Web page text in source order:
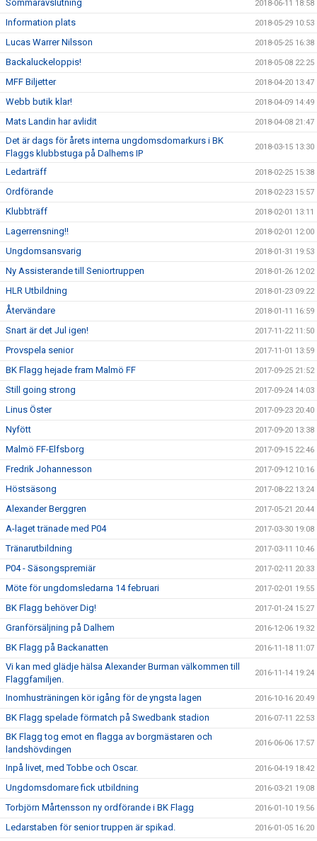
Sommaravslutning 2018-06-11 18:58
Information plats 2018-05-29 10:53
Lucas Warrer Nilsson 2018-05-25 16:38
Backaluckeloppis! 2018-05-08 22:25
MFF Biljetter 2018-04-20 13:47
Webb butik klar! 2018-04-09 14:49
Mats Landin har avlidit 2018-04-08 21:47
Det är dags för årets interna ungdomsdomarkurs i BK
Flaggs klubbstuga på Dalhems IP
2018-03-15 13:30
Ledarträff 2018-02-25 15:38
Ordförande 2018-02-23 15:57
Klubbträff 2018-02-01 13:11
Lagerrensning!! 2018-02-01 12:00
Ungdomsansvarig 2018-01-31 19:53
Ny Assisterande till Seniortruppen 2018-01-26 12:02
HLR Utbildning 2018-01-23 09:22
Återvändare 2018-01-11 16:59
Snart är det Jul igen! 2017-11-22 11:50
Provspela senior 2017-11-01 13:59
BK Flagg hejade fram Malmö FF 2017-09-25 21:52
Still going strong 2017-09-24 14:03
Linus Öster 2017-09-23 20:40
Nyfött 2017-09-20 13:38
Malmö FF-Elfsborg 2017-09-15 22:46
Fredrik Johannesson 2017-09-12 10:16
Höstsäsong 2017-08-22 13:24
Alexander Berggren 2017-05-21 20:44
A-laget tränade med P04 2017-03-30 19:08
Tränarutbildning 2017-03-11 10:46
P04 - Säsongspremiär 2017-02-11 20:33
Möte för ungdomsledarna 14 februari 2017-02-01 19:55
BK Flagg behöver Dig! 2017-01-24 15:27
Granförsäljning på Dalhem 2016-12-06 19:32
BK Flagg på Backanatten 2016-11-18 11:07
Vi kan med glädje hälsa Alexander Burman välkommen till
Flaggfamiljen.
2016-11-14 19:24
Inomhusträningen kör igång för de yngsta lagen 2016-10-16 20:49
BK Flagg spelade förmatch på Swedbank stadion 2016-07-11 22:53
BK Flagg tog emot en flagga av borgmästaren och
landshövdingen
2016-06-06 17:57
Inpå livet, med Tobbe och Oscar. 2016-04-19 18:42
Ungdomsdomare fick utbildning 2016-03-21 19:08
Torbjörn Mårtensson ny ordförande i BK Flagg 2016-01-10 19:56
Ledarstaben för senior truppen är spikad. 2016-01-05 16:20